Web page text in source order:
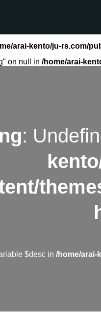
arai-kento/ju-rs.com/
on null in /home/arai-
:
$desc in /home/arai-